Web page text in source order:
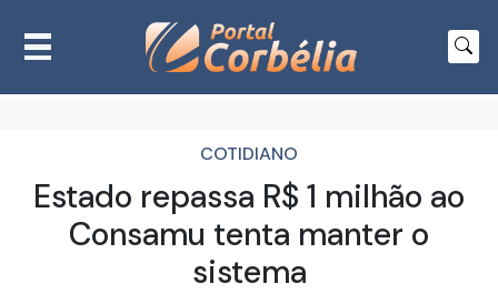
COTIDIANO
Estado repassa R$ 1 milhão ao
Consamu tenta manter o
sistema